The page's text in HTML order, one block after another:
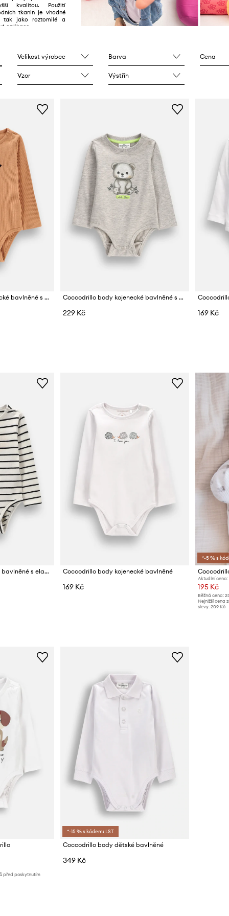
kvalitou. Použití
tkanin je vhodné
tak jako roztomilé a
aplikace.
Velikost výrobce Barva Cena
Vzor Výstřih
Coccodrillo body kojenecké bavlněné s elastanem Coccodrillo body kojenecké bavlněné s elastanem
229 Kč 169 Kč
Coccodrillo body dětské bavlněné s elastanem Coccodrillo body kojenecké bavlněné
169 Kč
*-5 % s
Aktuální cena:
195 Kč
Běžná cena:
Nejnižší cena
slevy: 209 Kč
před poskytnutím
*-15 % s kódem: LST
Coccodrillo body dětské bavlněné
349 Kč